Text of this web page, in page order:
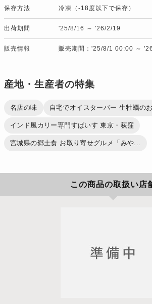
保存方法 冷凍（-18度以下で保存）
出荷期間 '25/8/16 ～ '26/2/19
販売情報 販売期間：'25/8/1 00:00 ～
産地・生産者の特集
名店の味 自宅でオイスターバー 生牡蠣の
インド風カリー専門すぱいす 東京・荻窪
宮城県の郷土食 お取り寄せグルメ「みや...
この商品の取扱い店